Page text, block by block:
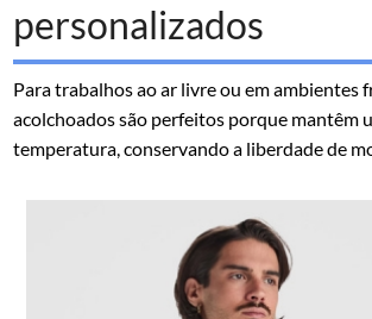
personalizados
Para trabalhos ao ar livre ou em ambientes
acolchoados são perfeitos porque mantêm
temperatura, conservando a liberdade de